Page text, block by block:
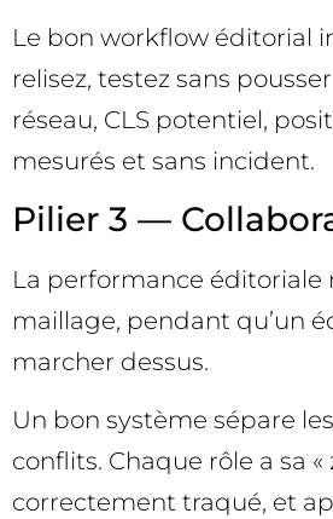
Le bon workflow éditorial
relisez, testez sans
réseau, CLS potentiel,
mesurés et sans incident.
Pilier 3 —
La performance éditoriale
maillage, pendant qu’un
marcher dessus.
Un bon système sépare
conflits. Chaque rôle a sa
correctement traqué, et